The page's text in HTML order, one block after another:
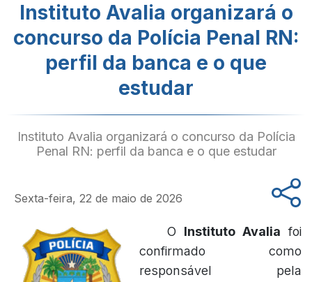
Instituto Avalia organizará o
concurso da Polícia Penal RN:
perfil da banca e o que
estudar
Instituto Avalia organizará o concurso da Polícia
Penal RN: perfil da banca e o que estudar
Sexta-feira, 22 de maio de 2026
O Instituto Avalia foi
confirmado como
responsável pela